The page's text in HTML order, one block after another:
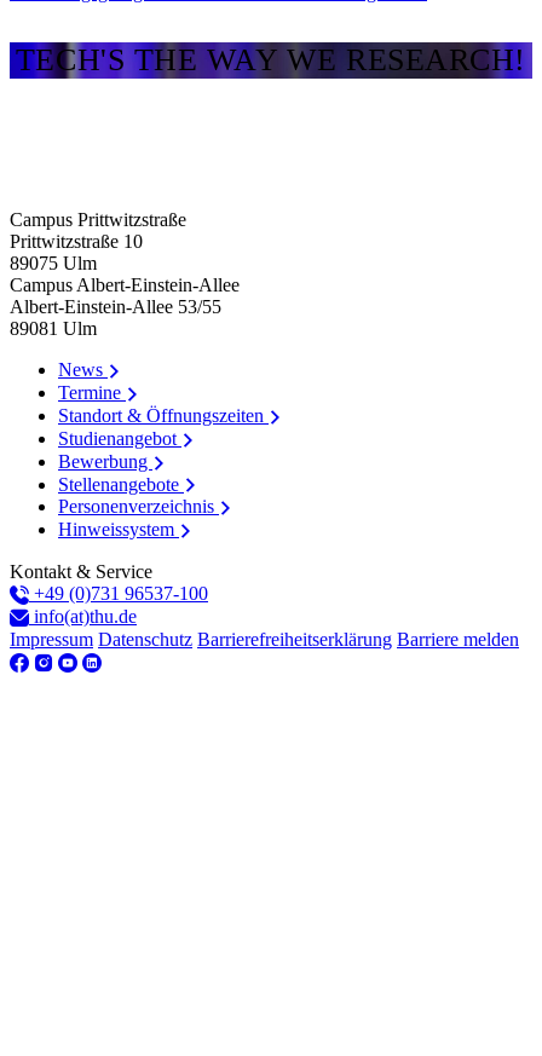
TECH'S THE WAY WE RESEARCH!
Campus Prittwitzstraße
Prittwitzstraße 10
89075 Ulm
Campus Albert-Einstein-Allee
Albert-Einstein-Allee 53/​55
89081 Ulm
News
Termine
Standort & Öffnungszeiten
Studienangebot
Bewerbung
Stellenangebote
Personenverzeichnis
Hinweissystem
Kontakt & Service
+49 (0)731 96537-100
info(at)thu.de
Impressum Datenschutz Barrierefreiheitserklärung Barriere melden